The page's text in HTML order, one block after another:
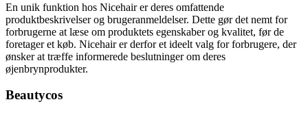
En unik funktion hos Nicehair er deres omfattende
produktbeskrivelser og brugeranmeldelser. Dette gør det nemt for
forbrugerne at læse om produktets egenskaber og kvalitet, før de
foretager et køb. Nicehair er derfor et ideelt valg for forbrugere, der
ønsker at træffe informerede beslutninger om deres
øjenbrynprodukter.
Beautycos